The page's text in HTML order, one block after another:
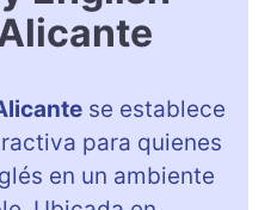
se establece
para quienes
en un ambiente